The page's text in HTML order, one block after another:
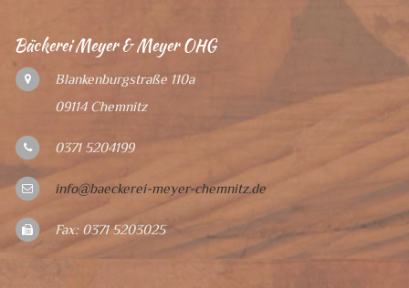
Bäckerei Meyer & Meyer OHG
Blankenburgstraße 110a
09114 Chemnitz
0371 5204199
info@baeckerei-meyer-chemnitz.de
Fax: 0371 5203025